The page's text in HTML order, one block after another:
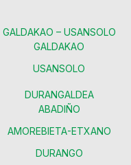
GALDAKAO – USANSOLO
GALDAKAO
USANSOLO
DURANGALDEA
ABADIÑO
AMOREBIETA-ETXANO
DURANGO